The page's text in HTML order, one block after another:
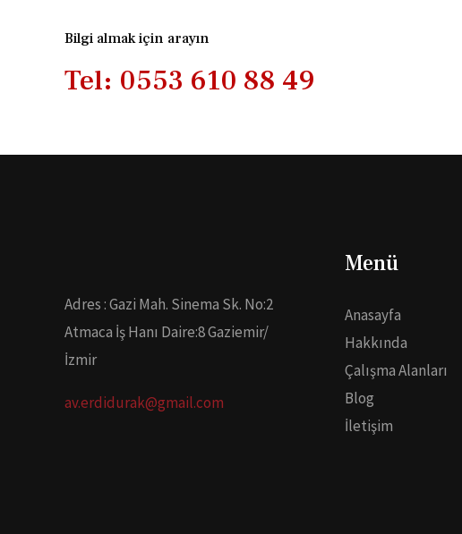
Bilgi almak için arayın
Tel: 0553 610 88 49
Adres : Gazi Mah. Sinema Sk. No:2
Atmaca İş Hanı Daire:8 Gaziemir/
İzmir
av.erdidurak@gmail.com
Menü
Anasayfa
Hakkında
Çalışma Alanları
Blog
İletişim